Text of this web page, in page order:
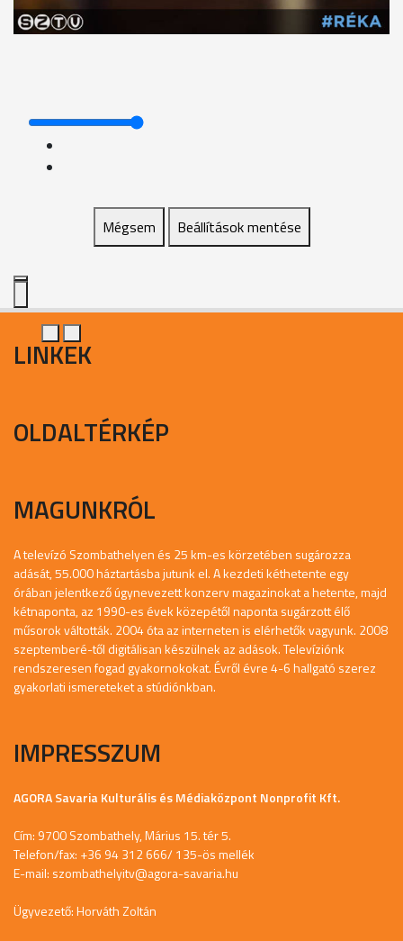
Mégsem Beállítások mentése
LINKEK
OLDALTÉRKÉP
MAGUNKRÓL
A televízó Szombathelyen és 25 km-es körzetében sugározza
adását, 55.000 háztartásba jutunk el. A kezdeti kéthetente egy
órában jelentkező úgynevezett konzerv magazinokat a hetente, majd
kétnaponta, az 1990-es évek közepétől naponta sugárzott élő
műsorok váltották. 2004 óta az interneten is elérhetők vagyunk. 2008
szeptemberé-től digitálisan készülnek az adások. Televíziónk
rendszeresen fogad gyakornokokat. Évről évre 4-6 hallgató szerez
gyakorlati ismereteket a stúdiónkban.
IMPRESSZUM
AGORA Savaria Kulturális és Médiaközpont Nonprofit Kft.
Cím: 9700 Szombathely, Márius 15. tér 5.
Telefon/fax: +36 94 312 666/ 135-ös mellék
E-mail: szombathelyitv@agora-savaria.hu
Ügyvezető: Horváth Zoltán